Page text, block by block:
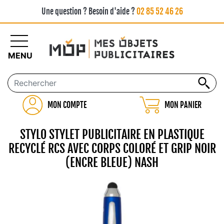
Une question ? Besoin d'aide ?02 85 52 46 26
MON COMPTE MON PANIER
MENU
STYLO STYLET PUBLICITAIRE EN PLASTIQUE
RECYCLÉ RCS AVEC CORPS COLORÉ ET GRIP NOIR
(ENCRE BLEUE) NASH